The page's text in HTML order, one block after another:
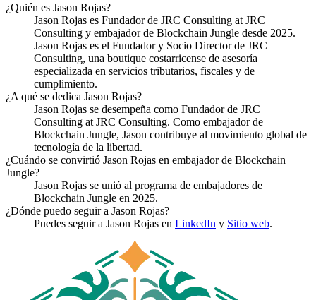
¿Quién es Jason Rojas?
Jason Rojas es Fundador de JRC Consulting at JRC
Consulting y embajador de Blockchain Jungle desde 2025.
Jason Rojas es el Fundador y Socio Director de JRC
Consulting, una boutique costarricense de asesoría
especializada en servicios tributarios, fiscales y de
cumplimiento.
¿A qué se dedica Jason Rojas?
Jason Rojas se desempeña como Fundador de JRC
Consulting at JRC Consulting. Como embajador de
Blockchain Jungle, Jason contribuye al movimiento global de
tecnología de la libertad.
¿Cuándo se convirtió Jason Rojas en embajador de Blockchain
Jungle?
Jason Rojas se unió al programa de embajadores de
Blockchain Jungle en 2025.
¿Dónde puedo seguir a Jason Rojas?
Puedes seguir a Jason Rojas en LinkedIn y Sitio web.